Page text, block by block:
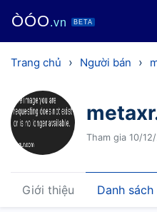
ÒÓO.vn BETA
Trang chủ › Người bán ›
Tham gia 10/
Giới thiệu Danh